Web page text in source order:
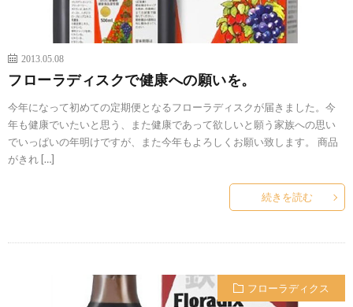
2013.05.08
フローラディスクで健康への願いを。
今年になって初めての定期便となるフローラディスクが届きました。今
年も健康でいたいと思う、また健康であって欲しいと願う家族への思い
でいっぱいの年明けですが、また今年もよろしくお願い致します。 商品
がきれ […]
続きを読む
フローラディクス